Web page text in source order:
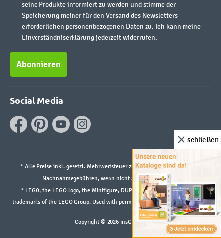
seine Produkte informiert zu werden und stimme der
Speicherung meiner für den Versand des Newsletters
erforderlichen personenbezogenen Daten zu. Ich kann meine
Einverständniserklärung jederzeit widerrufen.
Abonnieren
Social Media
* Alle Preise inkl. gesetzl. Mehrwertsteuer zzgl.Versandkostenund ggf.
Nachnahmegebühren, wenn nicht anders angegeben.
* LEGO, the LEGO logo, the Minifigure, DUPLO, and the SPIKE logo are
trademarks of the LEGO Group. Used with permission. ©2026 The LEGO Group
Copyright © 2026 insGraf.de
schließen